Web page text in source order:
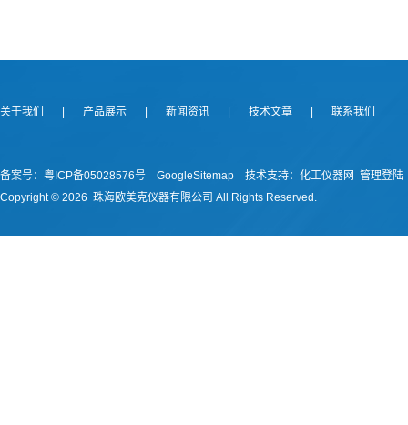
关于我们 产品展示 新闻资讯 技术文章 联系我们
备案号： 粤ICP备05028576号 GoogleSitemap 技术支持： 化工仪器网 管理登陆
Copyright © 2026 珠海欧美克仪器有限公司 All Rights Reserved.